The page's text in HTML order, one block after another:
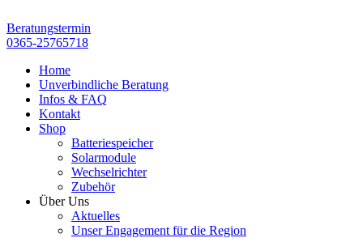
Inhalt
springen
Beratungstermin
0365-25765718
Home
Unverbindliche Beratung
Infos & FAQ
Kontakt
Shop
Batteriespeicher
Solarmodule
Wechselrichter
Zubehör
Über Uns
Aktuelles
Unser Engagement für die Region